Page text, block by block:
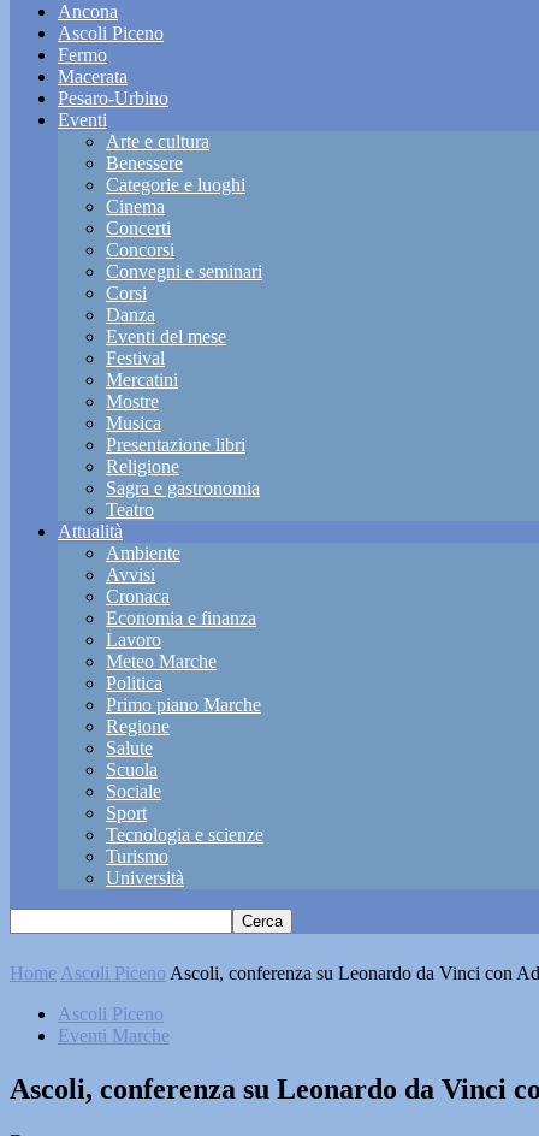
Ancona
Ascoli Piceno
Fermo
Macerata
Pesaro-Urbino
Eventi
Arte e cultura
Benessere
Categorie e luoghi
Cinema
Concerti
Concorsi
Convegni e seminari
Corsi
Danza
Eventi del mese
Festival
Mercatini
Mostre
Musica
Presentazione libri
Religione
Sagra e gastronomia
Teatro
Attualità
Ambiente
Avvisi
Cronaca
Economia e finanza
Lavoro
Meteo Marche
Politica
Primo piano Marche
Regione
Salute
Scuola
Sociale
Sport
Tecnologia e scienze
Turismo
Università
Home Ascoli Piceno Ascoli, conferenza su Leonardo da Vinci con
Ascoli Piceno
Eventi Marche
Ascoli, conferenza su Leonardo da Vinci